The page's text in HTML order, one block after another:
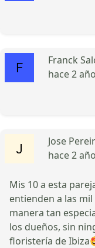
Franck
hace 2
Jose
hace 2
Mis 10 a esta
entienden a las
manera tan
los dueños, sin
floristería de